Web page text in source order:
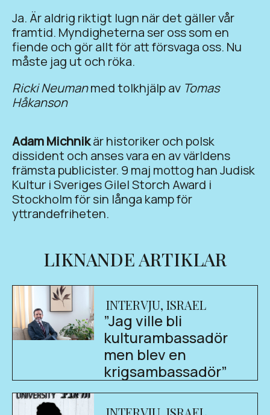
Ja. Är aldrig riktigt lugn när det gäller vår
framtid. Myndigheterna ser oss som en
fiende och gör allt för att försvaga oss. Nu
måste jag ut och röka.
Ricki Neumanmed tolkhjälp av Tomas
Håkanson
Adam Michnikär historiker och polsk
dissident och anses vara en av världens
främsta publicister. 9 maj mottog han Judisk
Kultur i Sveriges Gilel Storch Award i
Stockholm för sin långa kamp för
yttrandefriheten.
LIKNANDE ARTIKLAR
INTERVJU,ISRAEL
”Jag ville bli
kulturambassadör
men blev en
krigsambassadör”